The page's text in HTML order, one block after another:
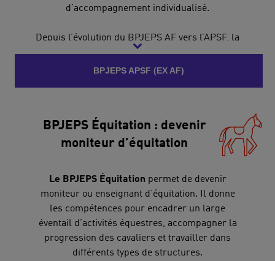
d’accompagnement individualisé.
Depuis l’évolution du BPJEPS AF vers l’APSF, la
formation fonctionne en blocs de compétences,
avec un tronc commun et des TEP actualisés.
BPJEPS APSF (EX AF)
BPJEPS Équitation : devenir
moniteur d’équitation
Le BPJEPS Équitation permet de devenir
moniteur ou enseignant d’équitation. Il donne
les compétences pour encadrer un large
éventail d’activités équestres, accompagner la
progression des cavaliers et travailler dans
différents types de structures.